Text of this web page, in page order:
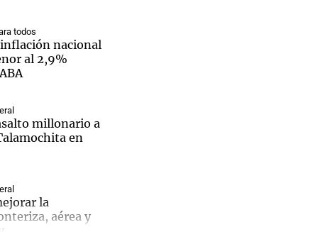
todos
nacional
al 2,9%
millonario a
en
la
aérea y